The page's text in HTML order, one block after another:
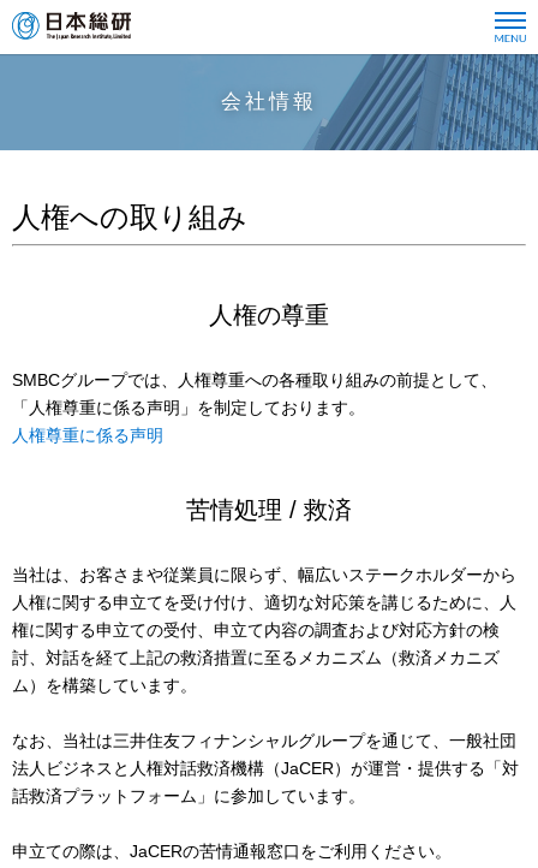
会社情報
人権への取り組み
人権の尊重
SMBCグループでは、人権尊重への各種取り組みの前提として、
「人権尊重に係る声明」を制定しております。
人権尊重に係る声明
苦情処理 / 救済
当社は、お客さまや従業員に限らず、幅広いステークホルダーから
人権に関する申立てを受け付け、適切な対応策を講じるために、人
権に関する申立ての受付、申立て内容の調査および対応方針の検
討、対話を経て上記の救済措置に至るメカニズム（救済メカニズ
ム）を構築しています。
なお、当社は三井住友フィナンシャルグループを通じて、一般社団
法人ビジネスと人権対話救済機構（JaCER）が運営・提供する「対
話救済プラットフォーム」に参加しています。
申立ての際は、JaCERの苦情通報窓口をご利用ください。